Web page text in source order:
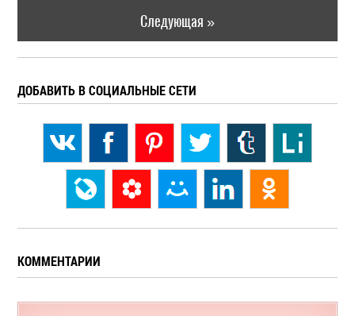
Следующая »
ДОБАВИТЬ В СОЦИАЛЬНЫЕ СЕТИ
КОММЕНТАРИИ